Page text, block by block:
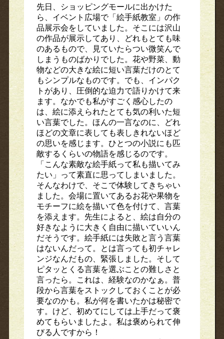
先日、ショッピングモールに出かけた
ら、イベント広場で「絵手紙教室」の作
品展示会をしていました。そこには沢山
の作品が展示してあり、どれもとても味
のあるもので、見ていたらつい微笑んで
しまうものばかりでした。花や野菜、動
物などの大きな絵に短い言葉だけのとて
もシンプルなものです。でも、インパク
トがあり、圧倒的な迫力で語りかけて来
ます。なかでも私がすごく感心したの
は、絵に添えられたとても気の利いた短
い言葉でした。ほんの一言なのに、どれ
ほどの文章に表しても表しきれないほど
の思いを感じます。ひとつの小説にも匹
敵するくらいの物語を感じるのです。
「こんな素敵な絵手紙って私も描いてみ
たい」って素直に思ってしまいました。
そんなわけで、そこで体験してきちゃい
ました。会場に置いてあるお花や果物を
モチーフに絵を描いて色を付けて、言葉
を添えます。先生によると、絵は自分の
好きなように大きく自由に描いていいん
だそうです。絵手紙には失敗と言う言葉
はないんだって。とは言っても初チャレ
ンジなんだもの、緊張しました。そして
ピタッとくる言葉を選ぶことの難しさと
言ったら。これは、経験なのかなぁ。普
段から言葉をストックしておくことが必
要なのかも。私が何を書いたかは秘密で
す。けど、初めてにしては上手だって褒
めてもらいましたよ。私は褒められて伸
びる人ですから！